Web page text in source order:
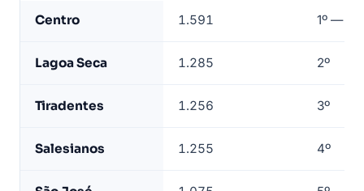
por
Centro 1.591 1º —
Lagoa Seca 1.285 2º
Tiradentes 1.256 3º
Salesianos 1.255 4º